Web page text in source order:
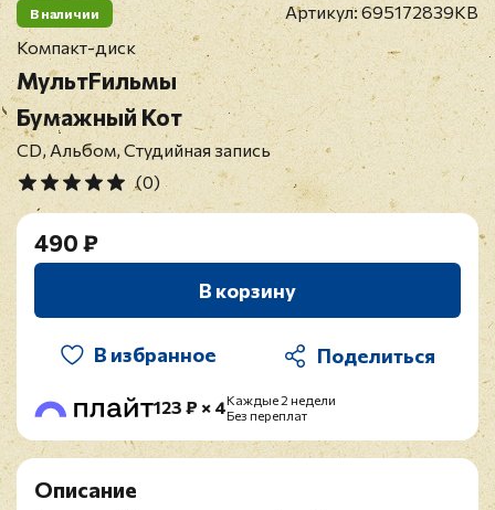
В наличии Артикул:695172839KB
Компакт-диск
МультFильмы
Бумажный Кот
CD, Альбом, Студийная запись
(0)
490 ₽
В корзину
В избранное
123 ₽ × 4Каждые 2 недели
Без переплат
Описание